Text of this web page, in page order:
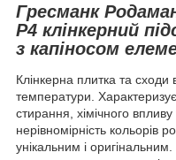
Гресманк
Р4 клінкерний
з капіносом
Клінкерна плитка та сходи
температури.
стирання, хімічного впливу
нерівномірність кольорів
унікальним і